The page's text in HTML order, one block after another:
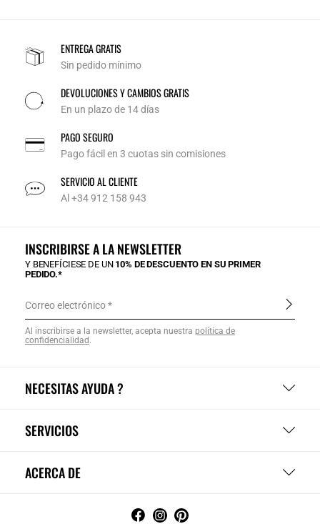
ENTREGA GRATIS
Sin pedido mínimo
DEVOLUCIONES Y CAMBIOS GRATIS
En un plazo de 14 días
PAGO SEGURO
Pago fácil en 3 cuotas sin comisiones
SERVICIO AL CLIENTE
Al +34 912 158 943
NECESITAS AYUDA ?
SERVICIOS
ACERCA DE
INSCRIBIRSE A LA NEWSLETTER
Y BENEFÍCIESE DE UN 10% DE DESCUENTO EN SU PRIMER
PEDIDO.*
Correo electrónico
Al inscribirse a la newsletter, acepta nuestra política de
confidencialidad.